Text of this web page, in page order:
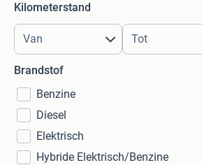
Kilometerstand
Brandstof
Benzine
Diesel
Elektrisch
Hybride Elektrisch/Benzine